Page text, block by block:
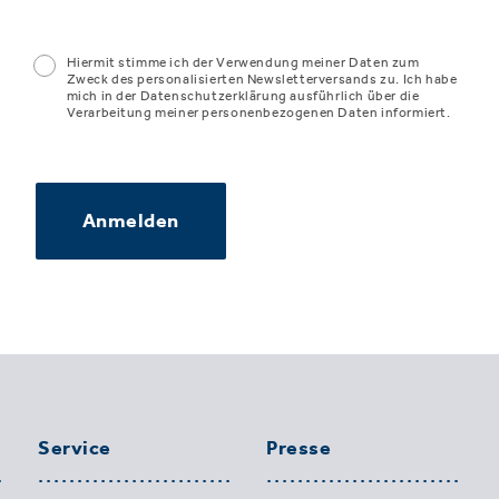
Hiermit stimme ich der Verwendung meiner Daten zum
Zweck des personalisierten Newsletterversands zu. Ich habe
mich in der Datenschutzerklärung ausführlich über die
Verarbeitung meiner personenbezogenen Daten informiert.
Anmelden
Service Presse